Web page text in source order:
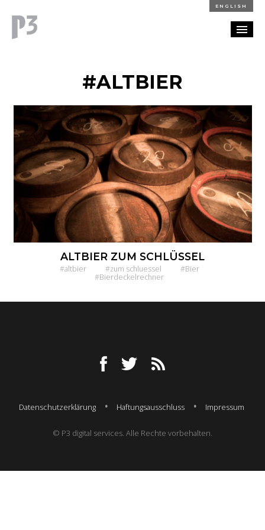
ENGLISH
KARRIERE
KONTAKT
#ALTBIER
ALTBIER ZUM SCHLÜSSEL
#altbier #zum schluessel
#Bier
#Bierdeckelrechner
Datenschutzerklärung Haftungsausschluss Impressum
© P3 digital services. Alle Rechte vorbehalten.